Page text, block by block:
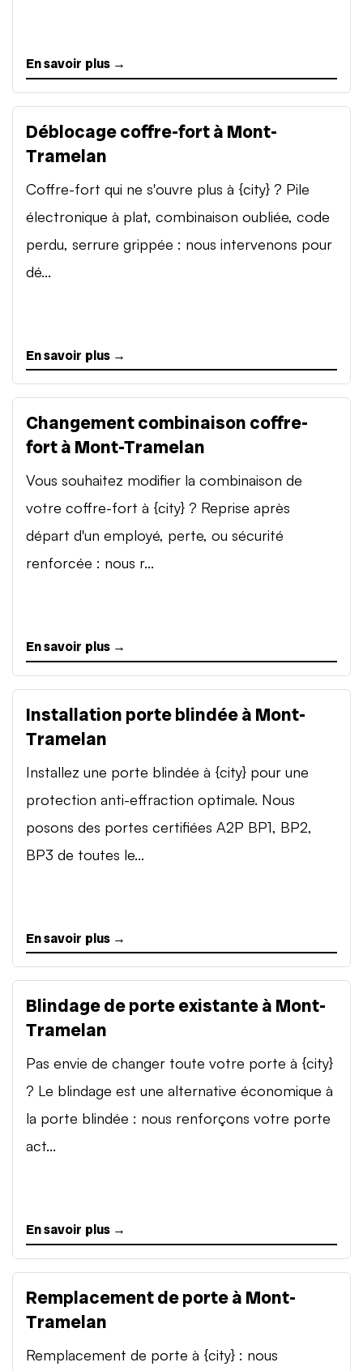
En savoir plus →
Déblocage coffre-fort à Mont-
Tramelan
Coffre-fort qui ne s'ouvre plus à {city} ? Pile
électronique à plat, combinaison oubliée, code
perdu, serrure grippée : nous intervenons pour
dé...
En savoir plus →
Changement combinaison coffre-
fort à Mont-Tramelan
Vous souhaitez modifier la combinaison de
votre coffre-fort à {city} ? Reprise après
départ d'un employé, perte, ou sécurité
renforcée : nous r...
En savoir plus →
Installation porte blindée à Mont-
Tramelan
Installez une porte blindée à {city} pour une
protection anti-effraction optimale. Nous
posons des portes certifiées A2P BP1, BP2,
BP3 de toutes le...
En savoir plus →
Blindage de porte existante à Mont-
Tramelan
Pas envie de changer toute votre porte à {city}
? Le blindage est une alternative économique à
la porte blindée : nous renforçons votre porte
act...
En savoir plus →
Remplacement de porte à Mont-
Tramelan
Remplacement de porte à {city} : nous